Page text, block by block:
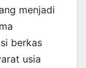
menjadi
berkas
usia